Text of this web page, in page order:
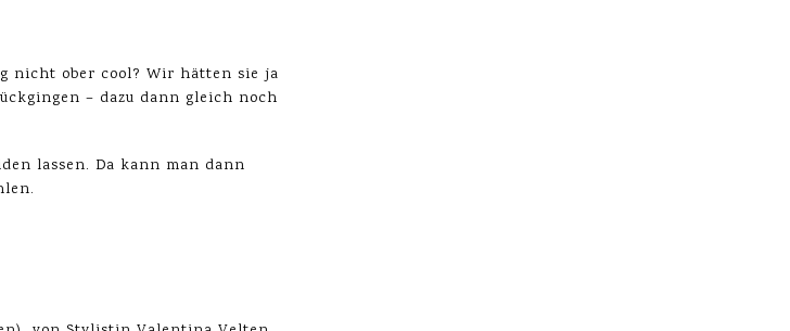
nicht ober cool? Wir hätten sie ja
– dazu dann gleich noch
lassen. Da kann man dann